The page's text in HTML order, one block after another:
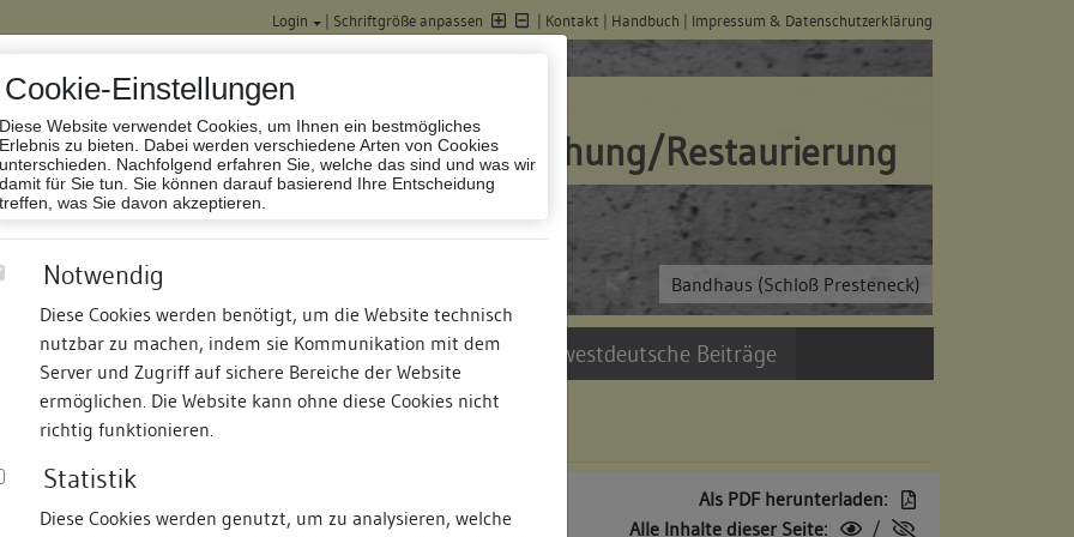
Cookie-Einstellungen
Diese Website verwendet Cookies, um Ihnen ein bestmögliches
Erlebnis zu bieten. Dabei werden verschiedene Arten von Cookies
unterschieden. Nachfolgend erfahren Sie, welche das sind und was wir
damit für Sie tun. Sie können darauf basierend Ihre Entscheidung
treffen, was Sie davon akzeptieren.
Notwendig
Diese Cookies werden benötigt, um die Website technisch
nutzbar zu machen, indem sie Kommunikation mit dem
Server und Zugriff auf sichere Bereiche der Website
ermöglichen. Die Website kann ohne diese Cookies nicht
richtig funktionieren.
Statistik
Diese Cookies werden genutzt, um zu analysieren, welche
Login | Schriftgröße anpassen | Kontakt | Handbuch | Impressum & Datenschutzerklärung
Bandhaus (Schloß Presteneck)
Datenbank Bauforschung/Restaurierung
Termine Suche Freie Bauforscher:innen Südwestdeutsche Beiträge
Als PDF herunterladen:
Alle Inhalte dieser Seite:
/